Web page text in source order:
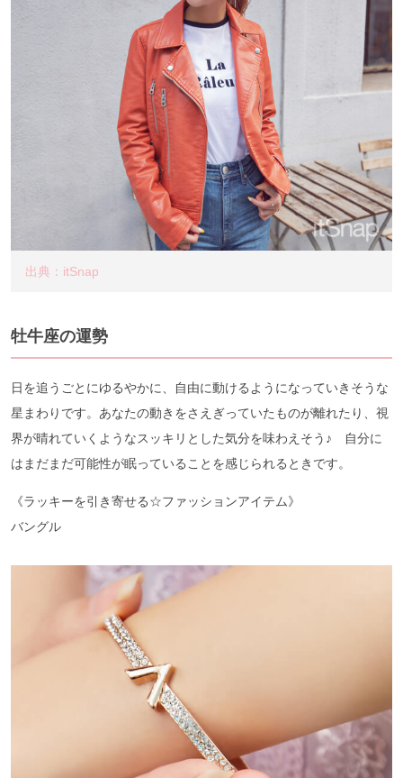
出典：itSnap
牡牛座の運勢
日を追うごとにゆるやかに、自由に動けるようになっていきそうな
星まわりです。あなたの動きをさえぎっていたものが離れたり、視
界が晴れていくようなスッキリとした気分を味わえそう♪ 自分に
はまだまだ可能性が眠っていることを感じられるときです。
《ラッキーを引き寄せる☆ファッションアイテム》
バングル